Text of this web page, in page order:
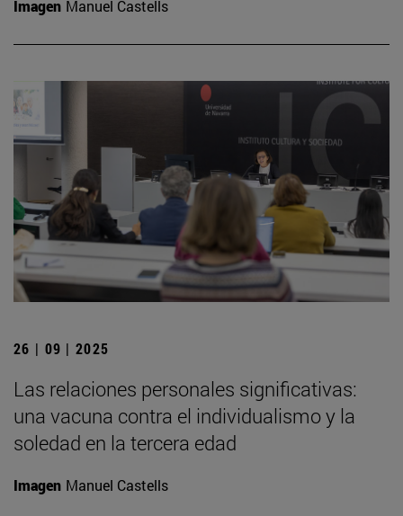
Imagen Manuel Castells
26 | 09 | 2025
Las relaciones personales significativas:
una vacuna contra el individualismo y la
soledad en la tercera edad
Imagen Manuel Castells